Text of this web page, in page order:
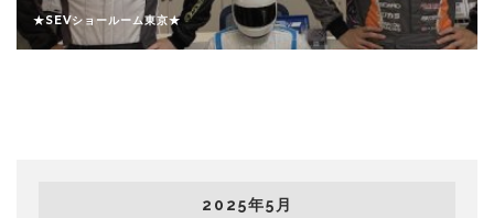
★SEVショールーム東京★
2025年5月